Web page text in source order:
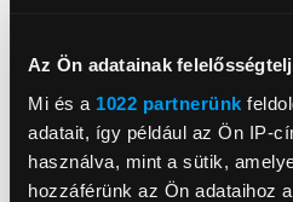
Az Ön adatainak
Mi és a 1022 partnerünk
adatait, így például az Ön IP-
használva, mint a sütik,
hozzáférünk az Ön adataihoz
Smart
USB portok száma
1
HDMI csatlakozók száma
2
Képfrissítés